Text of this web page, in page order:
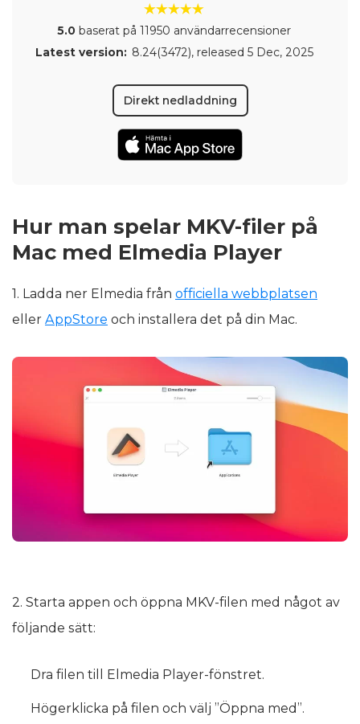
5.0 baserat på 11950 användarrecensioner
Latest version: 8.24(3472), released 5 Dec, 2025
Direkt nedladdning
Hur man spelar MKV-filer på
Mac med Elmedia Player
1. Ladda ner Elmedia från officiella webbplatsen
eller AppStore och installera det på din Mac.
2. Starta appen och öppna MKV-filen med något av
följande sätt:
Dra filen till Elmedia Player-fönstret.
Högerklicka på filen och välj ”Öppna med”.